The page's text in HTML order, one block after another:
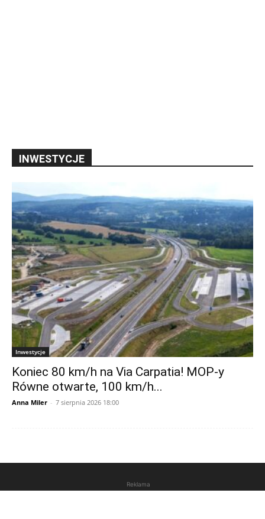
INWESTYCJE
Inwestycje
Koniec 80 km/h na Via Carpatia! MOP-y
Równe otwarte, 100 km/h...
Anna Miler - 7 sierpnia 2026 18:00
Reklama